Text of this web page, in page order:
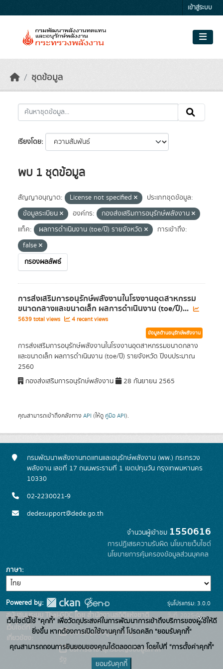
เข้าสู่ระบบ
ชุดข้อมูล
เรียงโดย
พบ 1 ชุดข้อมูล
สัญญาอนุญาต: License not specified
ประเภทชุดข้อมูล:
ข้อมูลระเบียน
องค์กร:
กองส่งเสริมการอนุรักษ์พลังงาน
แท็ค:
ผลการดำเนินงาน (toe/ปี) รายจังหวัด
การเข้าถึง:
false
กรองผลลัพธ์
การส่งเสริมการอนุรักษ์พลังงานในโรงงานอุตสาหกรรม
ขนาดกลางและขนาดเล็ก ผลการดำเนินงาน (toe/ปี)...
5639 total views 4 recent views
ข้อมูลด้านอนุรักษ์พลังงาน
การส่งเสริมการอนุรักษ์พลังงานในโรงงานอุตสาหกรรมขนาดกลาง
และขนาดเล็ก ผลการดำเนินงาน (toe/ปี) รายจังหวัด ปีงบประมาณ
2560
กองส่งเสริมการอนุรักษ์พลังงาน
28 กันยายน 2565
คุณสามารถเข้าถึงคลังทาง API (ให้ดู คู่มือ API).
กรมพัฒนาพลังงานทดแทนและอนุรักษ์พลังงาน (พพ.) กระทรวง
พลังงาน เลขที่ 17 ถนนพระรามที่ 1 เขตปทุมวัน กรุงเทพมหานคร
10330
02-2230021-9
dedesupport@dede.go.th
จำนวนผู้เข้าชม 1550616
การปฏิเสธความรับผิด นโยบายเว็บไซต์
นโยบายการคุ้มครองข้อมูลส่วนบุคคล
ภาษา
Powered by:
สนับสนุนระบบ Thai-GDC โดย สำนักงานสถิติแห่งชาติ
เว็บไซต์ที่
เกี่ยวข้อง:
ระบบบัญชีข้อมูลภาครัฐ
บริการนามานุกรมบัญชีข้อมูลภาค
รุ่นโปรแกรม: 3.0.0
วันที่: 2025-05-
19
เว็บไซต์นี้ใช้ "คุกกี้" เพื่อวัตถุประสงค์ในการพัฒนาการเข้าถึงบริการของผู้ใช้ให้ดี
ยิ่งขึ้น หากต้องการเปิดใช้งานคุกกี้ โปรดคลิก "ยอมรับคุกกี้"
คุณสามารถถอนการยินยอมของคุณได้ตลอดเวลา โดยไปที่ "การตั้งค่าคุกกี้"
ยอมรับคุกกี้
x